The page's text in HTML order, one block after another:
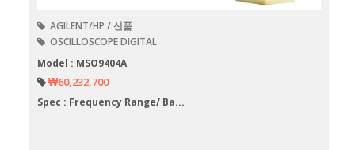
AGILENT/HP / 신품
OSCILLOSCOPE DIGITAL
Model : MSO9404A
₩60,232,700
Spec : Frequency Range/ Ba...